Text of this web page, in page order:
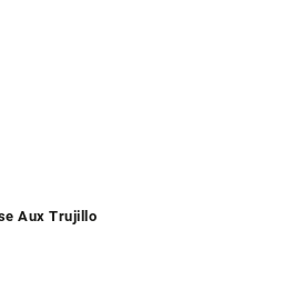
Aux Trujillo